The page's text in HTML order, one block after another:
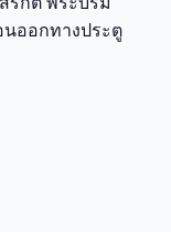
ออกทางประตู